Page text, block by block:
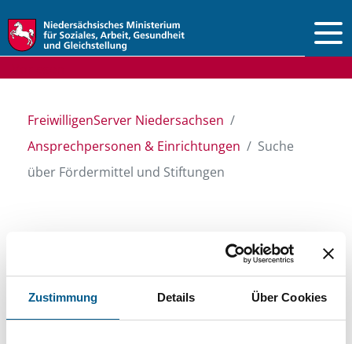
Zustimmung Details Über Cookies
FreiwilligenServer Niedersachsen
Ansprechpersonen & Einrichtungen
Suche
über Fördermittel und Stiftungen
Suche über Stiftungen
und Fördermittel